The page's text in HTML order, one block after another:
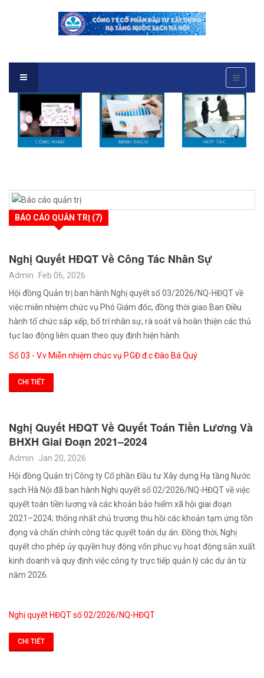
BÁO CÁO QUẢN TRỊ (7)
Nghị Quyết HĐQT Về Công Tác Nhân Sự
Admin
Feb 06, 2026
Hội đồng Quản trị ban hành Nghị quyết số 03/2026/NQ-HĐQT về
việc miễn nhiệm chức vụ Phó Giám đốc, đồng thời giao Ban Điều
hành tổ chức sắp xếp, bố trí nhân sự, rà soát và hoàn thiện các thủ
tục lao động liên quan theo quy định hiện hành.
Số 03 - V.v Miễn nhiệm chức vụ P.GĐ đ.c Đào Bá Quý
CHI TIẾT
Nghị Quyết HĐQT Về Quyết Toán Tiền Lương Và
BHXH Giai Đoạn 2021–2024
Admin
Jan 20, 2026
Hội đồng Quản trị Công ty Cổ phần Đầu tư Xây dựng Hạ tầng Nước
sạch Hà Nội đã ban hành Nghị quyết số 02/2026/NQ-HĐQT về việc
quyết toán tiền lương và các khoản bảo hiểm xã hội giai đoạn
2021–2024; thống nhất chủ trương thu hồi các khoản tạm ứng tồn
đọng và chấn chỉnh công tác quyết toán dự án. Đồng thời, Nghị
quyết cho phép ủy quyền huy động vốn phục vụ hoạt động sản xuất
kinh doanh và quy định việc công ty trực tiếp quản lý các dự án từ
năm 2026.
Nghị quyết HĐQT số 02/2026/NQ-HĐQT
CHI TIẾT